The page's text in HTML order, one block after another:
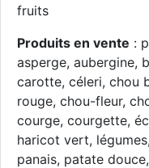
fruits
Produits en vente :
asperge, aubergine,
carotte, céleri, chou
rouge, chou-fleur,
courge, courgette,
haricot vert,
panais, patate